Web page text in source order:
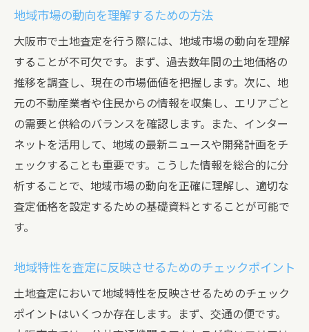
地域市場の動向を理解するための方法
大阪市で土地査定を行う際には、地域市場の動向を理解
することが不可欠です。まず、過去数年間の土地価格の
推移を調査し、現在の市場価値を把握します。次に、地
元の不動産業者や住民からの情報を収集し、エリアごと
の需要と供給のバランスを確認します。また、インター
ネットを活用して、地域の最新ニュースや開発計画をチ
ェックすることも重要です。こうした情報を総合的に分
析することで、地域市場の動向を正確に理解し、適切な
査定価格を設定するための基礎資料とすることが可能で
す。
地域特性を査定に反映させるためのチェックポイント
土地査定において地域特性を反映させるためのチェック
ポイントはいくつか存在します。まず、交通の便です。